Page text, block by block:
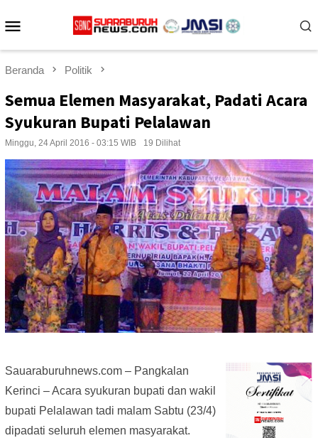
ke
Beranda Politik
Semua Elemen Masyarakat, Padati Acara
Syukuran Bupati Pelalawan
Minggu, 24 April 2016 - 03:15 WIB 19 Dilihat
Sauaraburuhnews.com – Pangkalan
Kerinci – Acara syukuran bupati dan wakil
bupati Pelalawan tadi malam Sabtu (23/4)
dipadati seluruh elemen masyarakat.